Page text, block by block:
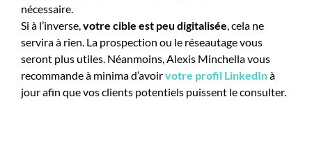
nécessaire.
Si à l’inverse,votre cible est peu digitalisée, cela ne
servira à rien. La prospection ou le réseautage vous
seront plus utiles. Néanmoins, Alexis Minchella vous
recommande à minima d’avoirvotre profil LinkedInà
jour afin que vos clients potentiels puissent le consulter.